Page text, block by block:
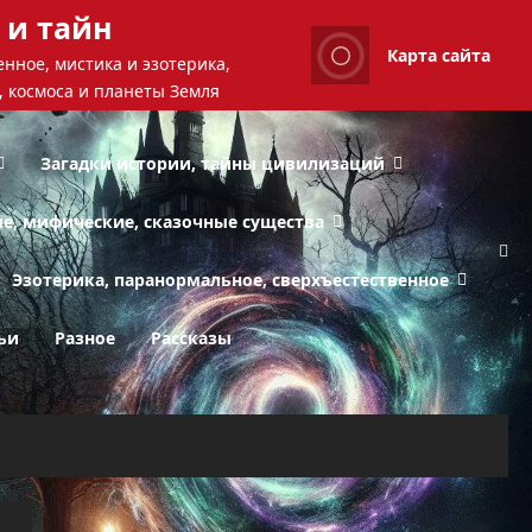
тайн
мистика и эзотерика,
космоса и планеты Земля
Карта сайта
Загадки истории, тайны цивилизаций
мифические, сказочные существа
Эзотерика, паранормальное, сверхъестественное
Разное Рассказы